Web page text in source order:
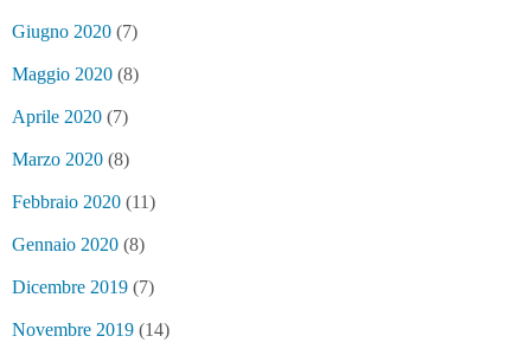
Giugno 2020 (7)
Maggio 2020 (8)
Aprile 2020 (7)
Marzo 2020 (8)
Febbraio 2020 (11)
Gennaio 2020 (8)
Dicembre 2019 (7)
Novembre 2019 (14)